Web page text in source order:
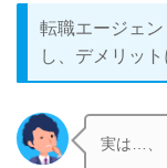
転職エージェ
し、デメリット
実は…、